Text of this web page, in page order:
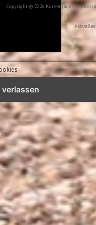
Copyright © 2026 Kurvenjäger |
Aktuelles